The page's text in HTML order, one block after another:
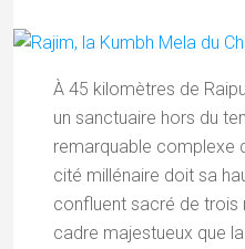
À 45 kilomètres de
un sanctuaire hors du
remarquable complexe
cité millénaire doit sa
confluent sacré de trois
cadre majestueux que